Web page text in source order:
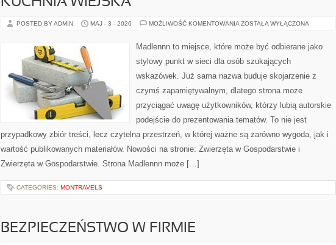
POSTED BY ADMIN MAJ - 3 - 2026 MOŻLIWOŚĆ KOMENTOWANIA KUCHNIA
ZOSTAŁA WYŁĄCZONA
Madlennn to miejsce, które może być odbierane jako
stylowy punkt w sieci dla osób szukających
wskazówek. Już sama nazwa buduje skojarzenie z
czymś zapamiętywalnym, dlatego strona może
przyciągać uwagę użytkowników, którzy lubią autorskie
podejście do prezentowania tematów. To nie jest
przypadkowy zbiór treści, lecz czytelna przestrzeń, w której ważne są zarówno wygoda, jak i
wartość publikowanych materiałów. Nowości na stronie: Zwierzęta w Gospodarstwie i
Zwierzęta w Gospodarstwie. Strona Madlennn może […]
CATEGORIES: MONTRAVELS
BEZPIECZEŃSTWO W FIRMIE